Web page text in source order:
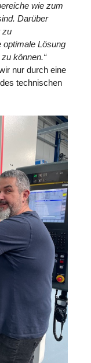
wie zum
Darüber
zu
optimale Lösung
können.“
nur durch eine
technischen